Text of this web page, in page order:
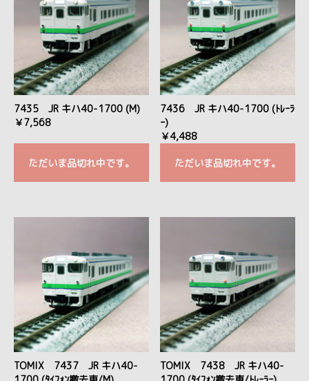
7435 JR キハ40-1700 (M)
￥7,568
ただいま品切れ中です。
7436 JR キハ40-1700 (ﾄﾚｰﾗ
ｰ)
￥4,488
ただいま品切れ中です。
TOMIX 7437 JR キハ40-
TOMIX 7438 JR キハ40-